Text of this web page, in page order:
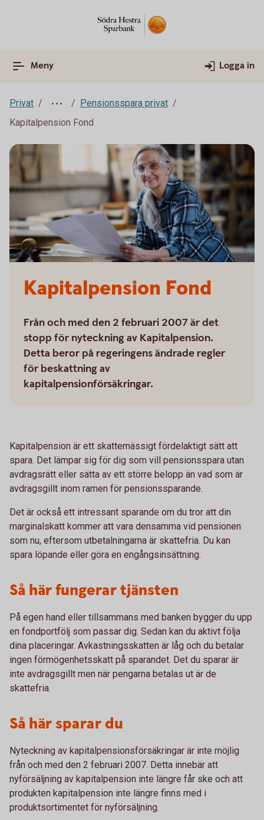
Meny Logga in
Privat
Pensionsspara privat
Kapitalpension Fond
Kapitalpension Fond
Från och med den 2 februari 2007 är det
stopp för nyteckning av Kapitalpension.
Detta beror på regeringens ändrade regler
för beskattning av
kapitalpensionförsäkringar.
Kapitalpension är ett skattemässigt fördelaktigt sätt att
spara. Det lämpar sig för dig som vill pensionsspara utan
avdragsrätt eller sätta av ett större belopp än vad som är
avdragsgillt inom ramen för pensionssparande.
Det är också ett intressant sparande om du tror att din
marginalskatt kommer att vara densamma vid pensionen
som nu, eftersom utbetalningarna är skattefria. Du kan
spara löpande eller göra en engångsinsättning.
Så här fungerar tjänsten
På egen hand eller tillsammans med banken bygger du upp
en fondportfölj som passar dig. Sedan kan du aktivt följa
dina placeringar. Avkastningsskatten är låg och du betalar
ingen förmögenhetsskatt på sparandet. Det du sparar är
inte avdragsgillt men när pengarna betalas ut är de
skattefria.
Så här sparar du
Nyteckning av kapitalpensionsförsäkringar är inte möjlig
från och med den 2 februari 2007. Detta innebär att
nyförsäljning av kapitalpension inte längre får ske och att
produkten kapitalpension inte längre finns med i
produktsortimentet för nyförsäljning.